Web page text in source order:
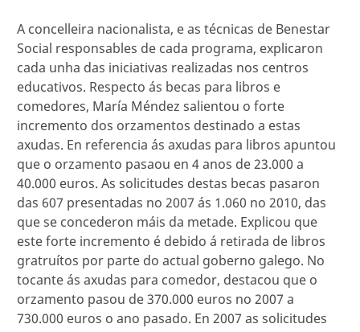
A concelleira nacionalista, e as técnicas de Benestar
Social responsables de cada programa, explicaron
cada unha das iniciativas realizadas nos centros
educativos. Respecto ás becas para libros e
comedores, María Méndez salientou o forte
incremento dos orzamentos destinado a estas
axudas. En referencia ás axudas para libros apuntou
que o orzamento pasaou en 4 anos de 23.000 a
40.000 euros. As solicitudes destas becas pasaron
das 607 presentadas no 2007 ás 1.060 no 2010, das
que se concederon máis da metade. Explicou que
este forte incremento é debido á retirada de libros
gratruítos por parte do actual goberno galego. No
tocante ás axudas para comedor, destacou que o
orzamento pasou de 370.000 euros no 2007 a
730.000 euros o ano pasado. En 2007 as solicitudes